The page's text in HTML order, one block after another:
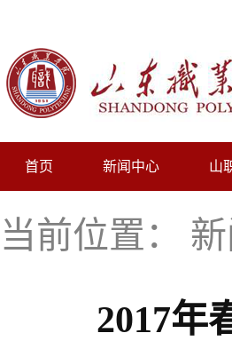
首页 新闻中心 山
当前位置：
2017年